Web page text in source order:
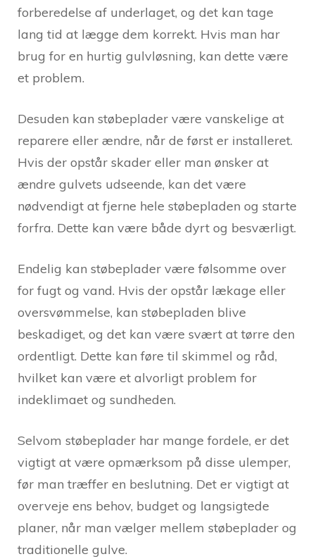
forberedelse af underlaget, og det kan tage
lang tid at lægge dem korrekt. Hvis man har
brug for en hurtig gulvløsning, kan dette være
et problem.
Desuden kan støbeplader være vanskelige at
reparere eller ændre, når de først er installeret.
Hvis der opstår skader eller man ønsker at
ændre gulvets udseende, kan det være
nødvendigt at fjerne hele støbepladen og starte
forfra. Dette kan være både dyrt og besværligt.
Endelig kan støbeplader være følsomme over
for fugt og vand. Hvis der opstår lækage eller
oversvømmelse, kan støbepladen blive
beskadiget, og det kan være svært at tørre den
ordentligt. Dette kan føre til skimmel og råd,
hvilket kan være et alvorligt problem for
indeklimaet og sundheden.
Selvom støbeplader har mange fordele, er det
vigtigt at være opmærksom på disse ulemper,
før man træffer en beslutning. Det er vigtigt at
overveje ens behov, budget og langsigtede
planer, når man vælger mellem støbeplader og
traditionelle gulve.